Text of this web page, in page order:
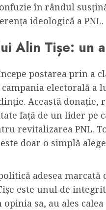
în rândul
ideologică a PNL.
Alin Tișe: un
postarea prin a
electorală a
Această
față de un lider pe
revitalizarea PNL.
doar o simplă
adesea
este unul de
opinia sa, au ales
de curcan
MAY 24, 2023